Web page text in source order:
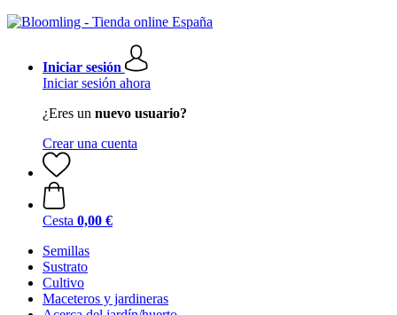
Iniciar sesión
Iniciar sesión ahora
¿Eres un nuevo usuario?
Crear una cuenta
Cesta 0,00 €
Semillas
Sustrato
Cultivo
Maceteros y jardineras